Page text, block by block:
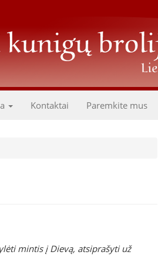
Kontaktai Paremkite mus
mintis į Dievą, atsiprašyti už